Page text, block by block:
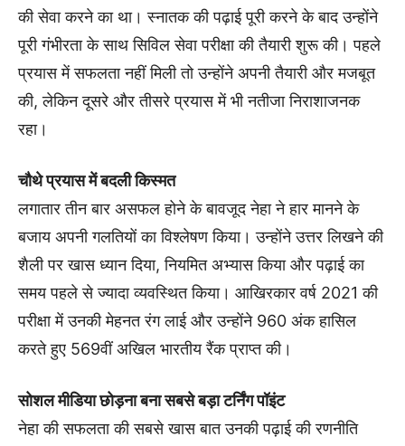
की सेवा करने का था। स्नातक की पढ़ाई पूरी करने के बाद उन्होंने
पूरी गंभीरता के साथ सिविल सेवा परीक्षा की तैयारी शुरू की। पहले
प्रयास में सफलता नहीं मिली तो उन्होंने अपनी तैयारी और मजबूत
की, लेकिन दूसरे और तीसरे प्रयास में भी नतीजा निराशाजनक
रहा।
चौथे प्रयास में बदली किस्मत
लगातार तीन बार असफल होने के बावजूद नेहा ने हार मानने के
बजाय अपनी गलतियों का विश्लेषण किया। उन्होंने उत्तर लिखने की
शैली पर खास ध्यान दिया, नियमित अभ्यास किया और पढ़ाई का
समय पहले से ज्यादा व्यवस्थित किया। आखिरकार वर्ष 2021 की
परीक्षा में उनकी मेहनत रंग लाई और उन्होंने 960 अंक हासिल
करते हुए 569वीं अखिल भारतीय रैंक प्राप्त की।
सोशल मीडिया छोड़ना बना सबसे बड़ा टर्निंग पॉइंट
नेहा की सफलता की सबसे खास बात उनकी पढ़ाई की रणनीति